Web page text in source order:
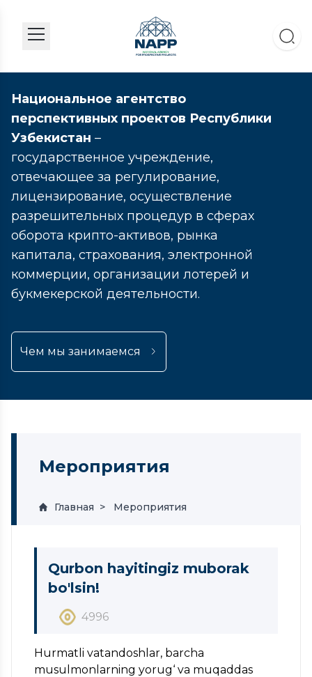
Национальное агентство
перспективных проектов Республики
Узбекистан –
государственное учреждение,
отвечающее за регулирование,
лицензирование, осуществление
разрешительных процедур в сферах
оборота крипто-активов, рынка
капитала, страхования, электронной
коммерции, организации лотерей и
букмекерской деятельности.
Чем мы занимаемся
Мероприятия
Главная Мероприятия
Qurbon hayitingiz muborak
bo'lsin!
4996
Hurmatli vatandoshlar, barcha
musulmonlarning yorug‘ va muqaddas